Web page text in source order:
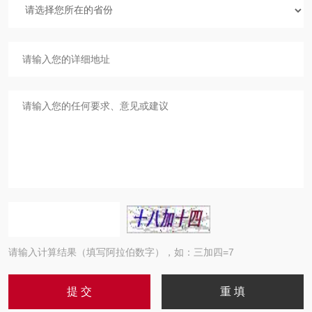
请输入计算结果（填写阿拉伯数字），如：三加四=7